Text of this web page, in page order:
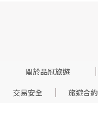
關於品冠旅遊
交易安全
旅遊合約